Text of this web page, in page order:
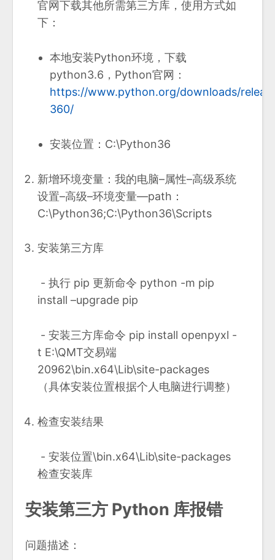
官网下载其他所需第三方库，使用方式如
下：
本地安装Python环境，下载
python3.6，Python官网：
https://www.python.org/downloads/
360/
安装位置：C:\Python36
​新增环境变量：我的电脑–属性–高级系统
设置–高级–环境变量—path：
C:\Python36;C:\Python36\Scripts
安装第三方库
​ - 执行 pip 更新命令 python -m pip
install –upgrade pip
​ - 安装三方库命令 pip install openpyxl -
t E:\QMT交易端
20962\bin.x64\Lib\site-packages
（具体安装位置根据个人电脑进行调整）
检查安装结果
​ - 安装位置\bin.x64\Lib\site-packages
检查安装库
安装第三方 Python 库报错
问题描述：